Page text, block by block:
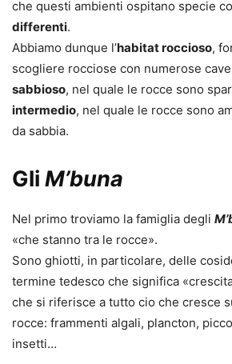
che questi ambienti ospitano specie
differenti.
Abbiamo dunque l’habitat roccioso,
scogliere rocciose con numerose
sabbioso, nel quale le rocce sono
intermedio, nel quale le rocce sono
da sabbia.
Gli M’buna
Nel primo troviamo la famiglia degli
«che stanno tra le rocce».
Sono ghiotti, in particolare, delle
termine tedesco che significa
che si riferisce a tutto cio che cresce
rocce: frammenti algali, plancton,
insetti…